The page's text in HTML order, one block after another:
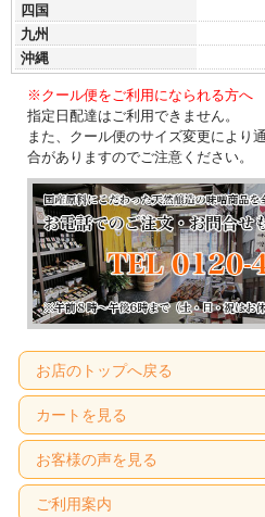
四国
九州
沖縄
※クール便をご利用になられる方へ
指定日配達はご利用できません。
また、クール便のサイズ変更により
合がありますのでご注意ください。
お店のトップへ戻る
カートを見る
お客様の声を見る
ご利用案内